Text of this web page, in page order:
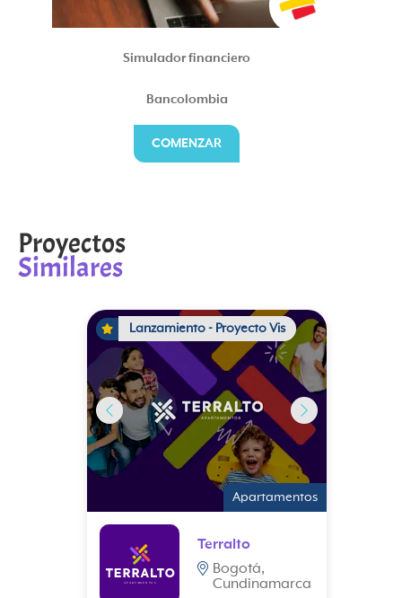
Simulador financiero
Bancolombia
COMENZAR
Proyectos
Similares
Arriendo y venta
Apartamentos
Living
Bogotá,
Cundinamarca